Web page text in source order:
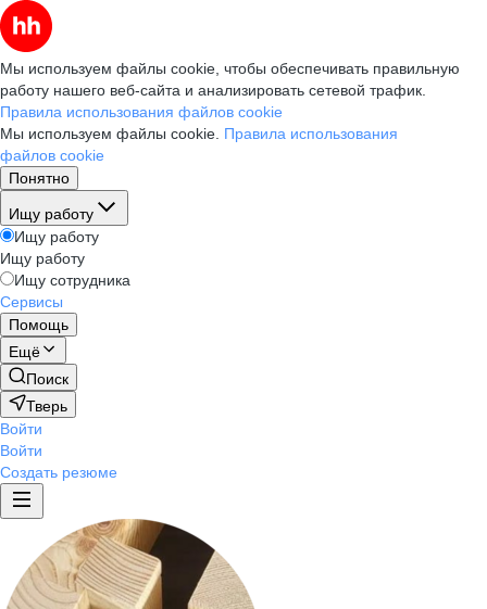
Мы используем файлы cookie, чтобы обеспечивать правильную
работу нашего веб-сайта и анализировать сетевой трафик.
Правила использования файлов cookie
Мы используем файлы cookie. Правила использования
файлов cookie
Понятно
Ищу работу
Ищу работу
Ищу работу
Ищу сотрудника
Сервисы
Помощь
Ещё
Поиск
Тверь
Войти
Войти
Создать резюме